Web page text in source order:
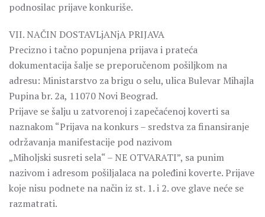
podnosilac prijave konkuriše.
VII. NAČIN DOSTAVLjANjA PRIJAVA
Precizno i tačno popunjena prijava i prateća
dokumentacija šalje se preporučenom pošiljkom na
adresu: Ministarstvo za brigu o selu, ulica Bulevar Mihajla
Pupina br. 2a, 11070 Novi Beograd.
Prijave se šalju u zatvorenoj i zapečaćenoj koverti sa
naznakom “Prijava na konkurs – sredstva za finansiranje
održavanja manifestacije pod nazivom
„Miholjski susreti sela“ – NE OTVARATI”, sa punim
nazivom i adresom pošiljalaca na poleđini koverte. Prijave
koje nisu podnete na način iz st. 1. i 2. ove glave neće se
razmatrati.